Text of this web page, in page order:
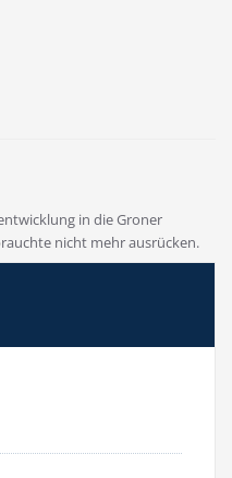
in die Groner
nicht mehr ausrücken.